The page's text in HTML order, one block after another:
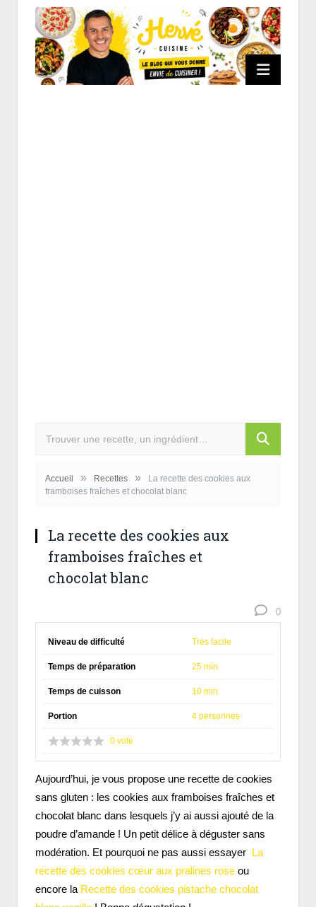
Accueil » Recettes »
La recette des cookies aux
framboises fraîches et chocolat blanc
La recette des cookies aux
framboises fraîches et
chocolat blanc
0
Niveau de difficulté Très facile
Temps de préparation 25 min
Temps de cuisson 10 min
Portion 4 personnes
0 vote
Aujourd’hui, je vous propose une recette de cookies
sans gluten : les cookies aux framboises fraîches et
chocolat blanc dans lesquels j’y ai aussi ajouté de la
poudre d’amande ! Un petit délice à déguster sans
modération. Et pourquoi ne pas aussi essayer La
recette des cookies cœur aux pralines rose ou
encore la Recette des cookies pistache chocolat